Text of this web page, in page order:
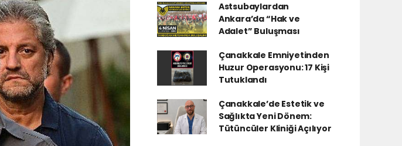
Astsubaylardan
Ankara’da “Hak ve
Adalet” Buluşması
Çanakkale Emniyetinden
Huzur Operasyonu: 17 Kişi
Tutuklandı
Çanakkale’de Estetik ve
Sağlıkta Yeni Dönem:
Tütüncüler Kliniği Açılıyor